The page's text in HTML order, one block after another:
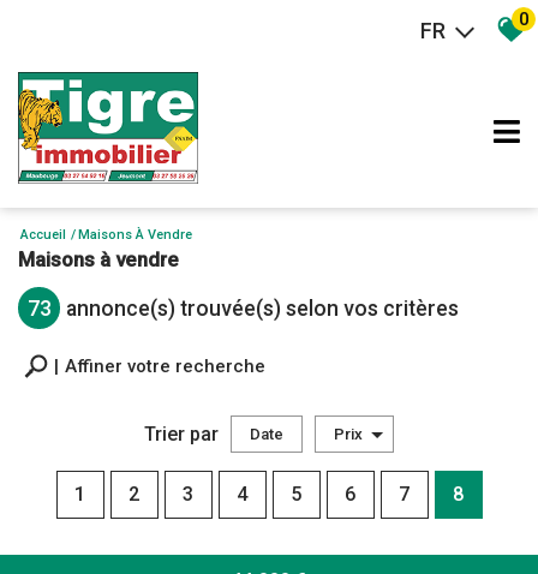
FR 0
Accueil Maisons À Vendre
Maisons à vendre
73 annonce(s) trouvée(s) selon vos critères
Affiner votre recherche
×Maison
Trier par Date Prix
1 2 3 4 5 6 7 8